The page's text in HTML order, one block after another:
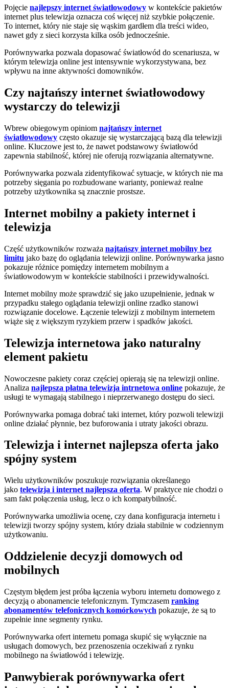
Pojęcie najlepszy internet światłowodowy w kontekście pakietów
internet plus telewizja oznacza coś więcej niż szybkie połączenie.
To internet, który nie staje się wąskim gardłem dla treści wideo,
nawet gdy z sieci korzysta kilka osób jednocześnie.
Porównywarka pozwala dopasować światłowód do scenariusza, w
którym telewizja online jest intensywnie wykorzystywana, bez
wpływu na inne aktywności domowników.
Czy najtańszy internet światłowodowy
wystarczy do telewizji
Wbrew obiegowym opiniom najtańszy internet
światłowodowy często okazuje się wystarczającą bazą dla telewizji
online. Kluczowe jest to, że nawet podstawowy światłowód
zapewnia stabilność, której nie oferują rozwiązania alternatywne.
Porównywarka pozwala zidentyfikować sytuacje, w których nie ma
potrzeby sięgania po rozbudowane warianty, ponieważ realne
potrzeby użytkownika są znacznie prostsze.
Internet mobilny a pakiety internet i
telewizja
Część użytkowników rozważa najtańszy internet mobilny bez
limitu jako bazę do oglądania telewizji online. Porównywarka jasno
pokazuje różnice pomiędzy internetem mobilnym a
światłowodowym w kontekście stabilności i przewidywalności.
Internet mobilny może sprawdzić się jako uzupełnienie, jednak w
przypadku stałego oglądania telewizji online rzadko stanowi
rozwiązanie docelowe. Łączenie telewizji z mobilnym internetem
wiąże się z większym ryzykiem przerw i spadków jakości.
Telewizja internetowa jako naturalny
element pakietu
Nowoczesne pakiety coraz częściej opierają się na telewizji online.
Analiza najlepsza płatna telewizja intrnetowa online pokazuje, że
usługi te wymagają stabilnego i nieprzerwanego dostępu do sieci.
Porównywarka pomaga dobrać taki internet, który pozwoli telewizji
online działać płynnie, bez buforowania i utraty jakości obrazu.
Telewizja i internet najlepsza oferta jako
spójny system
Wielu użytkowników poszukuje rozwiązania określanego
jako telewizja i internet najlepsza oferta. W praktyce nie chodzi o
sam fakt połączenia usług, lecz o ich kompatybilność.
Porównywarka umożliwia ocenę, czy dana konfiguracja internetu i
telewizji tworzy spójny system, który działa stabilnie w codziennym
użytkowaniu.
Oddzielenie decyzji domowych od
mobilnych
Częstym błędem jest próba łączenia wyboru internetu domowego z
decyzją o abonamencie telefonicznym. Tymczasem ranking
abonamentów telefonicznych komórkowych pokazuje, że są to
zupełnie inne segmenty rynku.
Porównywarka ofert internetu pomaga skupić się wyłącznie na
usługach domowych, bez przenoszenia oczekiwań z rynku
mobilnego na światłowód i telewizję.
Panwybierak porównywarka ofert